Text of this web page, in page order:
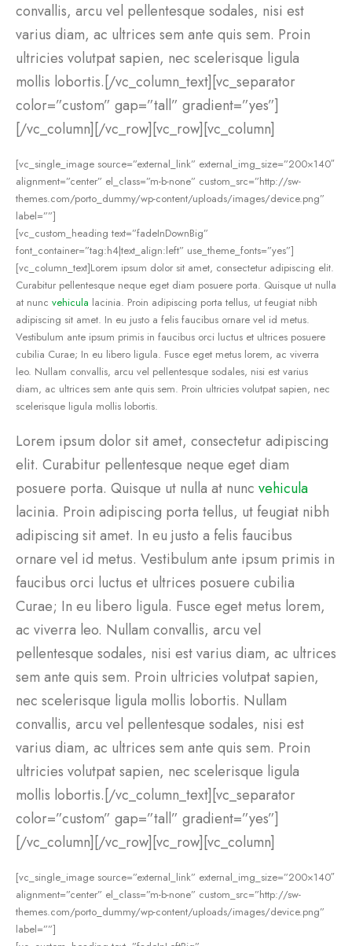
convallis, arcu vel pellentesque sodales, nisi est
varius diam, ac ultrices sem ante quis sem. Proin
ultricies volutpat sapien, nec scelerisque ligula
mollis lobortis.[/vc_column_text][vc_separator
color=”custom” gap=”tall” gradient=”yes”]
[/vc_column][/vc_row][vc_row][vc_column]
[vc_single_image source=”external_link” external_img_size=”200×140″
alignment=”center” el_class=”m-b-none” custom_src=”http://sw-
themes.com/porto_dummy/wp-content/uploads/images/device.png”
label=””]
[vc_custom_heading text=”fadeInDownBig”
font_container=”tag:h4|text_align:left” use_theme_fonts=”yes”]
[vc_column_text]Lorem ipsum dolor sit amet, consectetur adipiscing elit.
Curabitur pellentesque neque eget diam posuere porta. Quisque ut nulla
at nunc vehicula lacinia. Proin adipiscing porta tellus, ut feugiat nibh
adipiscing sit amet. In eu justo a felis faucibus ornare vel id metus.
Vestibulum ante ipsum primis in faucibus orci luctus et ultrices posuere
cubilia Curae; In eu libero ligula. Fusce eget metus lorem, ac viverra
leo. Nullam convallis, arcu vel pellentesque sodales, nisi est varius
diam, ac ultrices sem ante quis sem. Proin ultricies volutpat sapien, nec
scelerisque ligula mollis lobortis.
Lorem ipsum dolor sit amet, consectetur adipiscing
elit. Curabitur pellentesque neque eget diam
posuere porta. Quisque ut nulla at nunc vehicula
lacinia. Proin adipiscing porta tellus, ut feugiat nibh
adipiscing sit amet. In eu justo a felis faucibus
ornare vel id metus. Vestibulum ante ipsum primis in
faucibus orci luctus et ultrices posuere cubilia
Curae; In eu libero ligula. Fusce eget metus lorem,
ac viverra leo. Nullam convallis, arcu vel
pellentesque sodales, nisi est varius diam, ac ultrices
sem ante quis sem. Proin ultricies volutpat sapien,
nec scelerisque ligula mollis lobortis. Nullam
convallis, arcu vel pellentesque sodales, nisi est
varius diam, ac ultrices sem ante quis sem. Proin
ultricies volutpat sapien, nec scelerisque ligula
mollis lobortis.[/vc_column_text][vc_separator
color=”custom” gap=”tall” gradient=”yes”]
[/vc_column][/vc_row][vc_row][vc_column]
[vc_single_image source=”external_link” external_img_size=”200×140″
alignment=”center” el_class=”m-b-none” custom_src=”http://sw-
themes.com/porto_dummy/wp-content/uploads/images/device.png”
label=””]